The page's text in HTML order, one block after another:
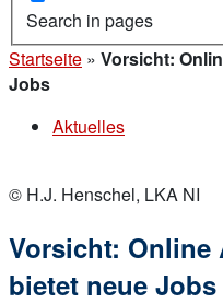
Search in pages
Startseite » Vorsicht:
Jobs
Aktuelles
© H.J. Henschel, LKA NI
Vorsicht: Online
bietet neue Jobs